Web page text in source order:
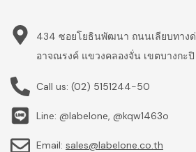
434 ซอยโยธินพัฒนา ถนนเลียบทาง
อาจณรงค์ แขวงคลองจั่น เขตบางกะปิ
Call us: (02) 5151244-50
Line: @labelone, @kqw1463o
Email: sales@labelone.co.th